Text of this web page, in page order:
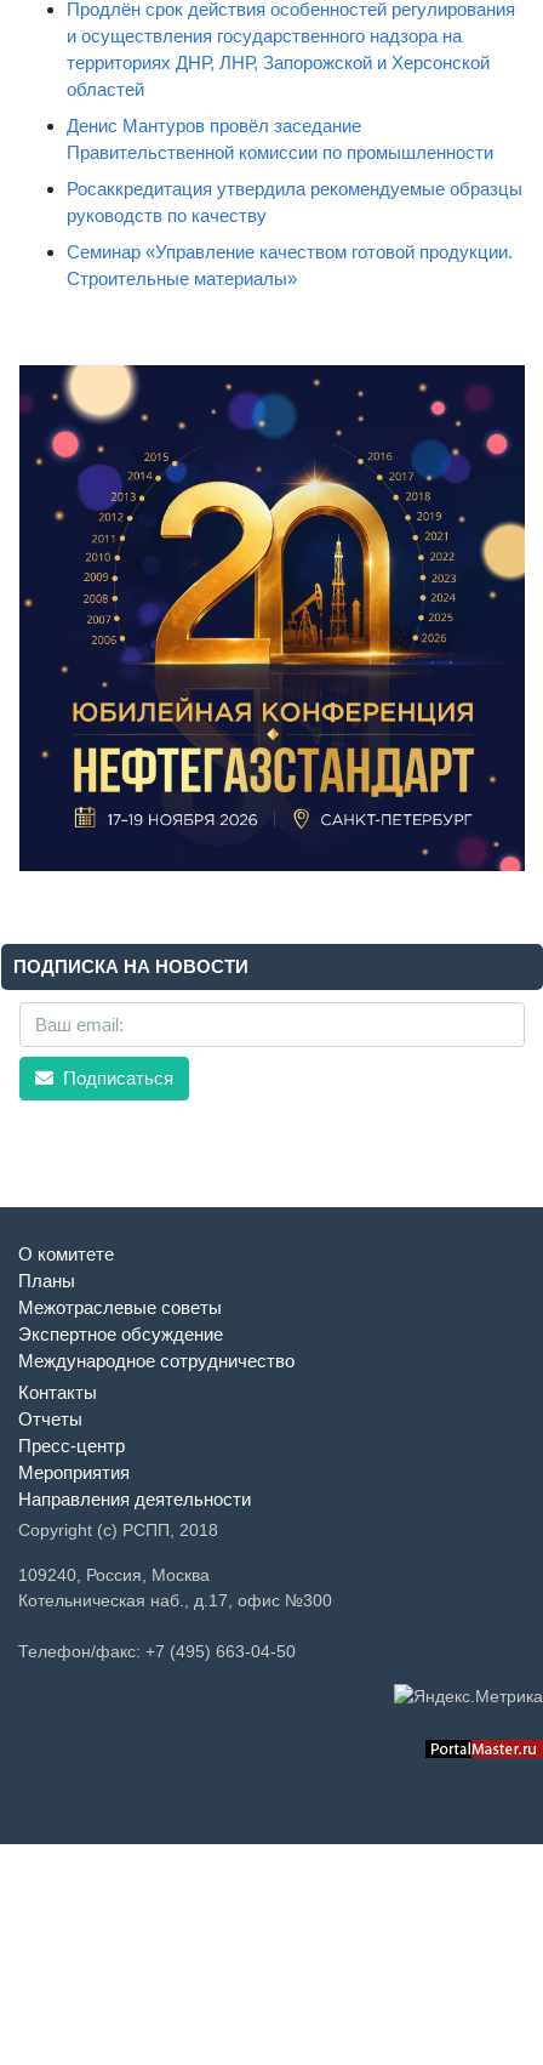
Продлён срок действия особенностей регулирования
и осуществления государственного надзора на
территориях ДНР, ЛНР, Запорожской и Херсонской
областей
Денис Мантуров провёл заседание
Правительственной комиссии по промышленности
Росаккредитация утвердила рекомендуемые образцы
руководств по качеству
Семинар «Управление качеством готовой продукции.
Строительные материалы»
ПОДПИСКА НА НОВОСТИ
Подписаться
О комитете
Планы
Межотраслевые советы
Экспертное обсуждение
Международное сотрудничество
Контакты
Отчеты
Пресс-центр
Мероприятия
Направления деятельности
Copyright (c) РСПП, 2018
109240, Россия, Москва
Котельническая наб., д.17, офис №300
Телефон/факс: +7 (495) 663-04-50